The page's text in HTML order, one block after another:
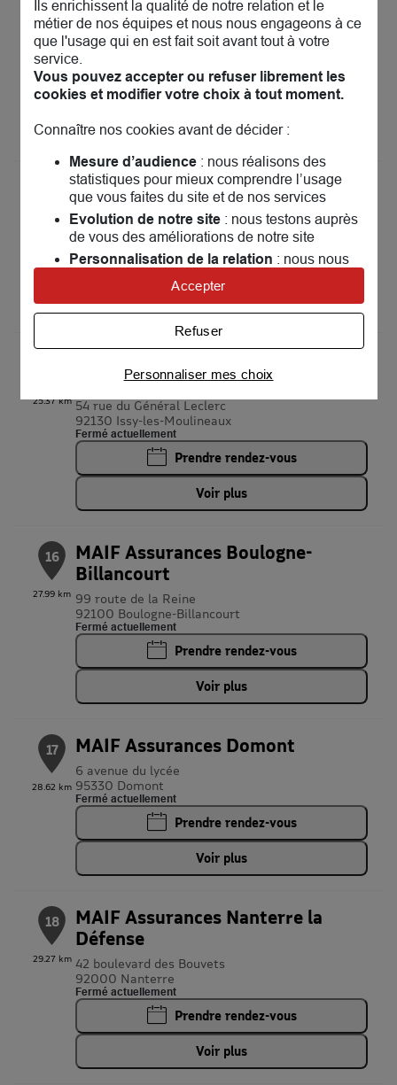
13
24.61 km
MAIF Assurances Meaux
35 chemin de Beauval
77100 Meaux
Fermé actuellement
Prendre rendez-vous
Voir plus
MAIF Assurances Antony
21 avenue de la division Leclerc
92160 Antony
Fermé aujourd'hui
Prendre rendez-vous
25.37 km
Moulineaux
54 rue du Général Leclerc
92130 Issy-les-Moulineaux
Fermé actuellement
Prendre rendez-vous
Voir plus
16
27.99 km
MAIF Assurances Boulogne-
Billancourt
99 route de la Reine
92100 Boulogne-Billancourt
Fermé actuellement
Prendre rendez-vous
Voir plus
17
28.62 km
MAIF Assurances Domont
6 avenue du lycée
95330 Domont
Fermé actuellement
Prendre rendez-vous
Voir plus
18
29.27 km
MAIF Assurances Nanterre la
Défense
42 boulevard des Bouvets
92000 Nanterre
Fermé actuellement
Prendre rendez-vous
Voir plus
Ils enrichissent la qualité de notre relation et le
métier de nos équipes et nous nous engageons à ce
que l'usage qui en est fait soit avant tout à votre
service.
Vous pouvez accepter ou refuser librement les
cookies et modifier votre choix à tout moment.
Connaître nos cookies avant de décider :
Mesure d’audience: nous réalisons des
statistiques pour mieux comprendre l’usage
que vous faites du site et de nos services
Evolution de notre site: nous testons auprès
de vous des améliorations de notre site
Personnalisation de la relation : nous nous
et personnaliser nos offres
Univers publicitaire: nous utilisons avec nos
partenaires des cookies pour afficher des
publicités personnalisées
Connaître notre politique cookies et la liste de nos
partenaires
Personnaliser mes choix
Refuser
Accepter